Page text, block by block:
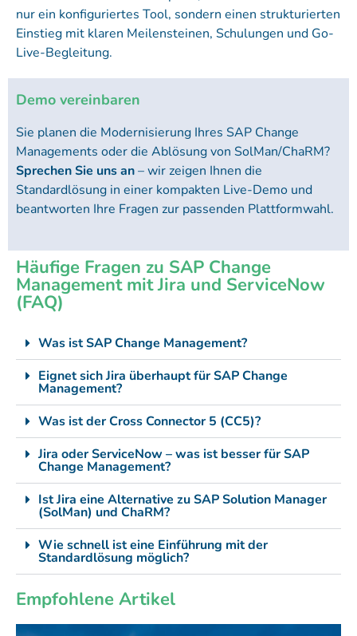
nur ein konfiguriertes Tool, sondern einen strukturierten
Einstieg mit klaren Meilensteinen, Schulungen und Go-
Live-Begleitung.
Demo vereinbaren
Sie planen die Modernisierung Ihres SAP Change
Managements oder die Ablösung von SolMan/ChaRM?
Sprechen Sie uns an– wir zeigen Ihnen die
Standardlösung in einer kompakten Live-Demo und
beantworten Ihre Fragen zur passenden Plattformwahl.
Häufige Fragen zu SAP Change
Management mit Jira und ServiceNow
(FAQ)
Was ist SAP Change Management?
Eignet sich Jira überhaupt für SAP Change
Management?
Was ist der Cross Connector 5 (CC5)?
Jira oder ServiceNow – was ist besser für SAP
Change Management?
Ist Jira eine Alternative zu SAP Solution Manager
(SolMan) und ChaRM?
Wie schnell ist eine Einführung mit der
Standardlösung möglich?
Empfohlene Artikel